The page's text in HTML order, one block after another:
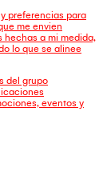
preferencias para
me envien
hechas a mi medida,
lo que se alinee
del grupo
eventos y